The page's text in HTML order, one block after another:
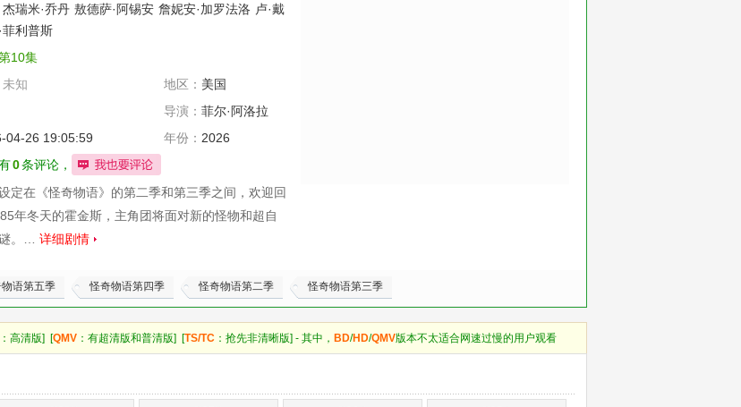
杰瑞米·乔丹 敖德萨·阿锡安 詹妮安·加罗法洛 卢·戴
菲利普斯
10集
未知 地区： 美国
导演： 菲尔·阿洛拉
04-26 19:05:59 年份： 2026
0条评论，
定在《怪奇物语》的第二季和第三季之间，欢迎回
年冬天的霍金斯，主角团将面对新的怪物和超自
。… 详细剧情
语第五季 怪奇物语第四季 怪奇物语第二季 怪奇物语第三季
：高清版] [QMV ：有超清版和普清版] [TS/TC ：抢先非清晰版] - 其中， BD/HD/QMV版本不太适合网速过慢的用户观看